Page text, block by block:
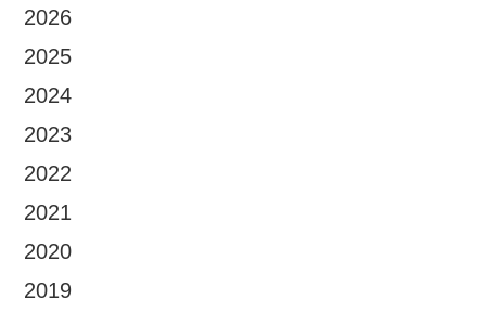
2026
2025
2024
2023
2022
2021
2020
2019